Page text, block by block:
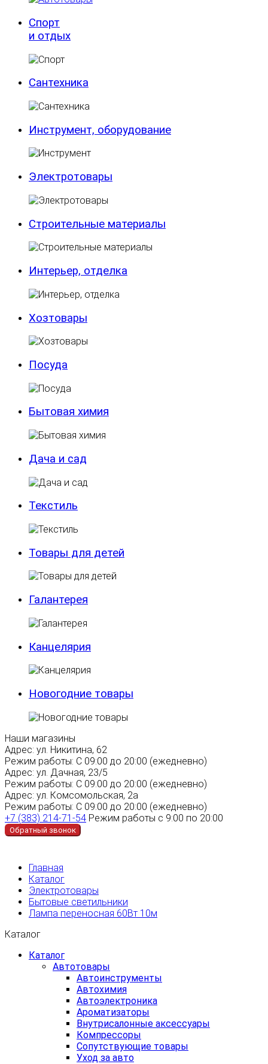
Спорт
и отдых
Сантехника
Инструмент, оборудование
Электротовары
Строительные материалы
Интерьер, отделка
Хозтовары
Посуда
Бытовая химия
Дача и сад
Текстиль
Товары для детей
Галантерея
Канцелярия
Новогодние товары
Наши магазины
Адрес: ул. Никитина, 62
Режим работы: С 09:00 до 20:00 (ежедневно)
Адрес: ул. Дачная, 23/5
Режим работы: С 09:00 до 20:00 (ежедневно)
Адрес: ул. Комсомольская, 2а
Режим работы: С 09:00 до 20:00 (ежедневно)
+7 (383) 214-71-54 Режим работы с 9:00 по 20:00
Обратный звонок
Главная
Каталог
Электротовары
Бытовые светильники
Лампа переносная 60Вт 10м
Каталог
Каталог
Автотовары
Автоинструменты
Автохимия
Автоэлектроника
Ароматизаторы
Внутрисалонные аксессуары
Компрессоры
Сопутствующие товары
Уход за авто